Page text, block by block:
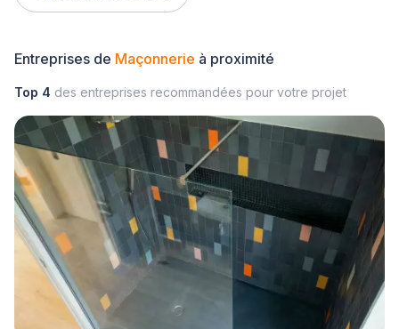
Entreprises de Maçonnerie à proximité
Top 4 des entreprises recommandées pour votre projet